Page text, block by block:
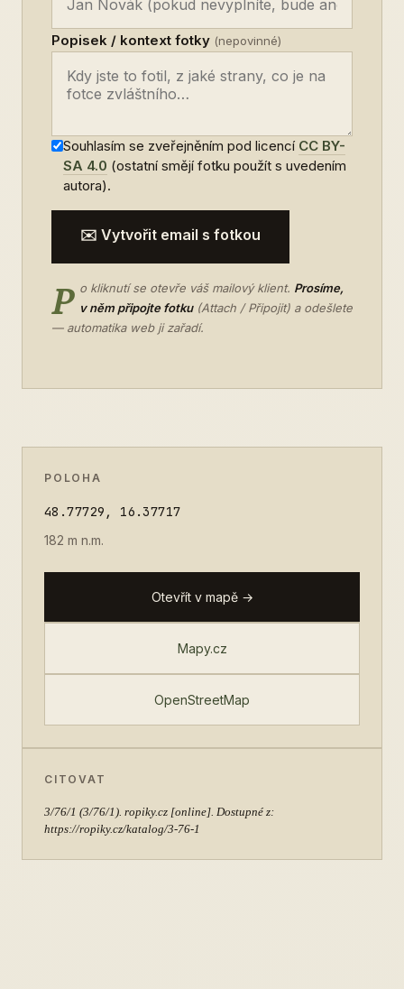
Popisek / kontext fotky (nepovinné)
Souhlasím se zveřejněním pod licencí CC BY-
SA 4.0 (ostatní smějí fotku použít s uvedením
autora).
✉️ Vytvořit email s fotkou
P o kliknutí se otevře váš mailový klient. Prosíme,
v něm připojte fotku(Attach / Připojit) a odešlete
— automatika web ji zařadí.
POLOHA
48.77729, 16.37717
182 m n.m.
Otevřít v mapě →
Mapy.cz
OpenStreetMap
CITOVAT
3/76/1 (3/76/1). ropiky.cz [online]. Dostupné z:
https://ropiky.cz/katalog/3-76-1